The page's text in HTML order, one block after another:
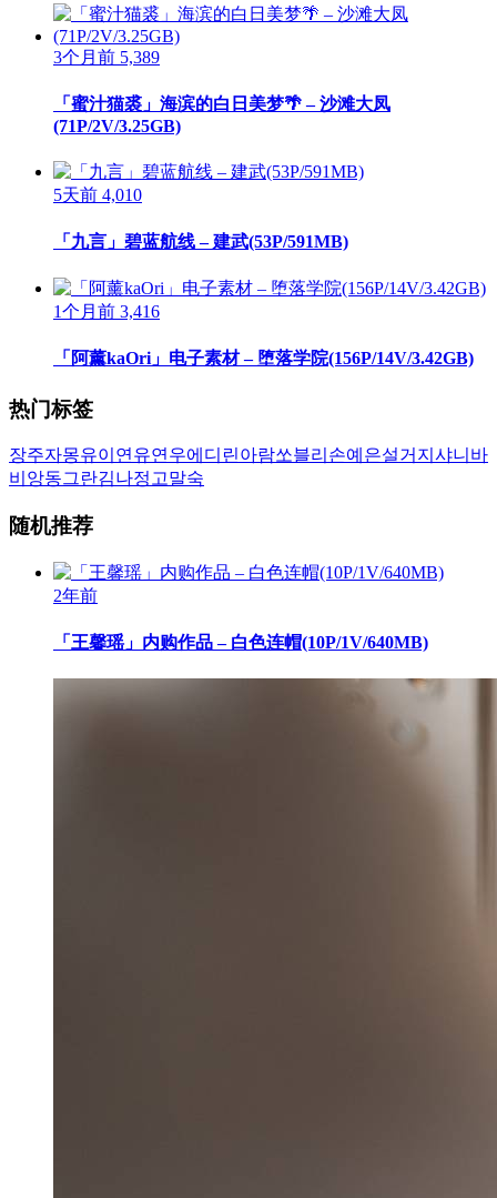
3个月前 5,389
「蜜汁猫裘」海滨的白日美梦🌴 – 沙滩大凤
(71P/2V/3.25GB)
5天前 4,010
「九言」碧蓝航线 – 建武(53P/591MB)
1个月前 3,416
「阿薰kaOri」电子素材 – 堕落学院(156P/14V/3.42GB)
热门标签
장주자몽유이 연유연우에디린아람쏘블리 손예은설거지 샤니 바
비앙동그란김나정 고말숙
随机推荐
2年前
「王馨瑶」内购作品 – 白色连帽(10P/1V/640MB)